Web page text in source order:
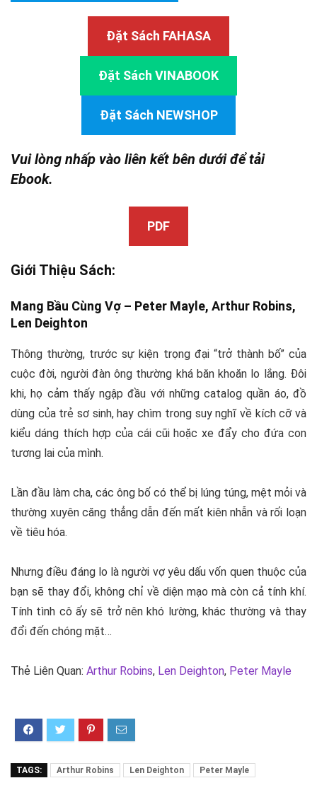
Đặt Sách FAHASA
Đặt Sách VINABOOK
Đặt Sách NEWSHOP
Vui lòng nhấp vào liên kết bên dưới để tải
Ebook.
PDF
Giới Thiệu Sách:
Mang Bầu Cùng Vợ – Peter Mayle, Arthur Robins,
Len Deighton
Thông thường, trước sự kiện trọng đại “trở thành bố” của
cuộc đời, người đàn ông thường khá băn khoăn lo lắng. Đôi
khi, họ cảm thấy ngập đầu với những catalog quần áo, đồ
dùng của trẻ sơ sinh, hay chìm trong suy nghĩ về kích cỡ và
kiểu dáng thích hợp của cái cũi hoặc xe đẩy cho đứa con
tương lai của mình.
Lần đầu làm cha, các ông bố có thể bị lúng túng, mệt mỏi và
thường xuyên căng thẳng dẫn đến mất kiên nhẫn và rối loạn
về tiêu hóa.
Nhưng điều đáng lo là người vợ yêu dấu vốn quen thuộc của
bạn sẽ thay đổi, không chỉ về diện mạo mà còn cả tính khí.
Tính tình cô ấy sẽ trở nên khó lường, khác thường và thay
đổi đến chóng mặt…
Thẻ Liên Quan: Arthur Robins, Len Deighton, Peter Mayle
TAGS: Arthur Robins Len Deighton Peter Mayle